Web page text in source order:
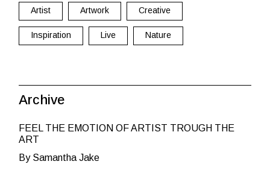
Artist Artwork Creative
Inspiration Live Nature
Archive
FEEL THE EMOTION OF ARTIST TROUGH THE
ART
By Samantha Jake